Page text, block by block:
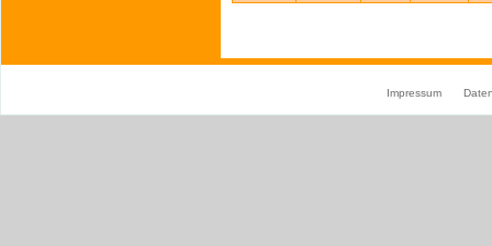
Impressum